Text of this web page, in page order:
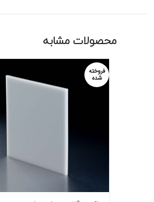
محصولات مشابه
فروخته
شده